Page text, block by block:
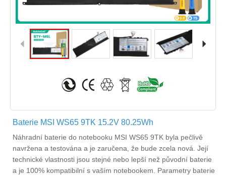
Baterie MSI WS65 9TK 15.2V 80.25Wh
Náhradní baterie do notebooku MSI WS65 9TK byla pečlivě
navržena a testována a je zaručena, že bude zcela nová. Její
technické vlastnosti jsou stejné nebo lepší než původní baterie
a je 100% kompatibilní s vaším notebookem. Parametry baterie